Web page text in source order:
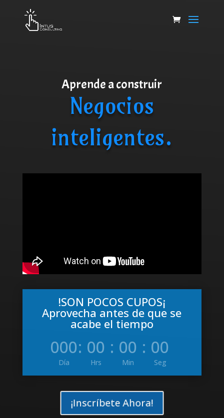
Aprende a construir
Negocios
inteligentes.
!SON POCOS CUPOS¡
Aprovecha antes de que se
acabe el tiempo
000
Día
: 00
Hrs
: 00
Min
: 00
Seg
¡Inscríbete Ahora!